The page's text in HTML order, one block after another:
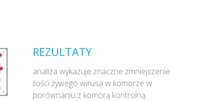
REZULTATY
analiza wykazuje znaczne zmniejszenie
ilości żywego wirusa w komorze w
porównaniu z komorą kontrolną